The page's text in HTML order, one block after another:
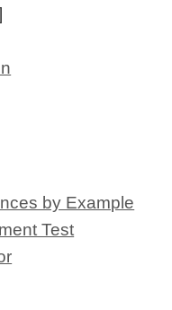
by Example
Test